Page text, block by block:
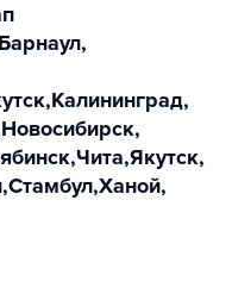
Барнаул,
,Калининград,
Новосибирск,
,Чита,Якутск,
,Стамбул,Ханой,